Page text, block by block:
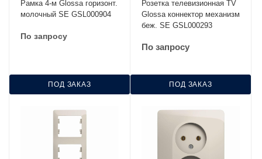
Рамка 4-м Glossa горизонт.
молочный SЕ GSL000904
По запросу
ПОД ЗАКАЗ
Розетка телевизионная TV
Glossa коннектор механизм
беж. SE GSL000293
По запросу
ПОД ЗАКАЗ